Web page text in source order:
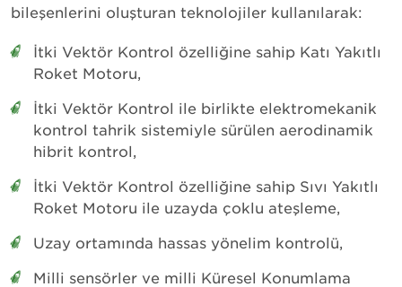
bileşenlerini oluşturan teknolojiler kullanılarak:
İtki Vektör Kontrol özelliğine sahip Katı Yakıtlı
Roket Motoru,
İtki Vektör Kontrol ile birlikte elektromekanik
kontrol tahrik sistemiyle sürülen aerodinamik
hibrit kontrol,
İtki Vektör Kontrol özelliğine sahip Sıvı Yakıtlı
Roket Motoru ile uzayda çoklu ateşleme,
Uzay ortamında hassas yönelim kontrolü,
Milli sensörler ve milli Küresel Konumlama